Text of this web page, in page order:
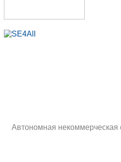
Автономная некоммерческая